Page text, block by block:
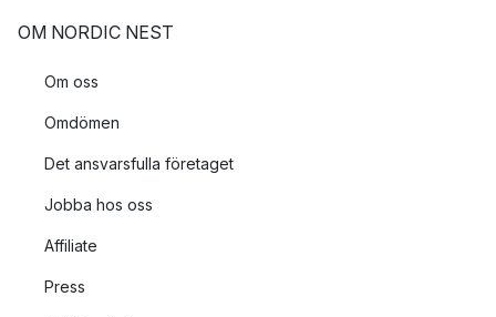
OM NORDIC NEST
Om oss
Omdömen
Det ansvarsfulla företaget
Jobba hos oss
Affiliate
Press